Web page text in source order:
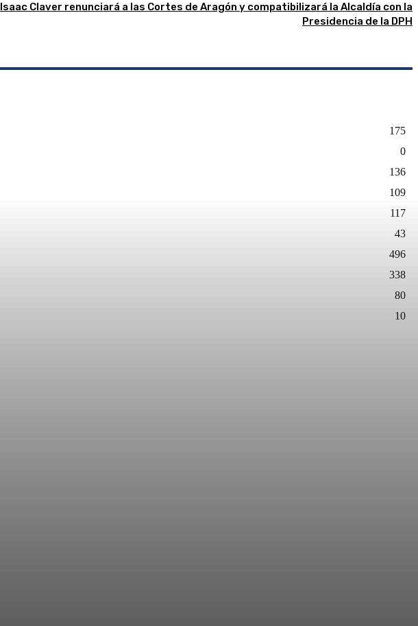
Isaac Claver renunciará a las Cortes de Aragón y compatibilizará la Alcaldía con la
Presidencia de la DPH
175
0
136
109
117
43
496
338
80
10